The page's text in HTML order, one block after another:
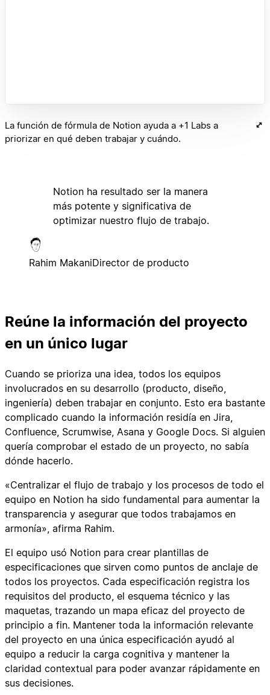
La función de fórmula de Notion ayuda a +1 Labs a
priorizar en qué deben trabajar y cuándo.
Notion ha resultado ser la manera
más potente y significativa de
optimizar nuestro flujo de trabajo.
Rahim MakaniDirector de producto
Reúne la información del proyecto
en un único lugar
Cuando se prioriza una idea, todos los equipos
involucrados en su desarrollo (producto, diseño,
ingeniería) deben trabajar en conjunto. Esto era bastante
complicado cuando la información residía en Jira,
Confluence, Scrumwise, Asana y Google Docs. Si alguien
quería comprobar el estado de un proyecto, no sabía
dónde hacerlo.
«Centralizar el flujo de trabajo y los procesos de todo el
equipo en Notion ha sido fundamental para aumentar la
transparencia y asegurar que todos trabajamos en
armonía», afirma Rahim.
El equipo usó Notion para crear plantillas de
especificaciones que sirven como puntos de anclaje de
todos los proyectos. Cada especificación registra los
requisitos del producto, el esquema técnico y las
maquetas, trazando un mapa eficaz del proyecto de
principio a fin. Mantener toda la información relevante
del proyecto en una única especificación ayudó al
equipo a reducir la carga cognitiva y mantener la
claridad contextual para poder avanzar rápidamente en
sus decisiones.